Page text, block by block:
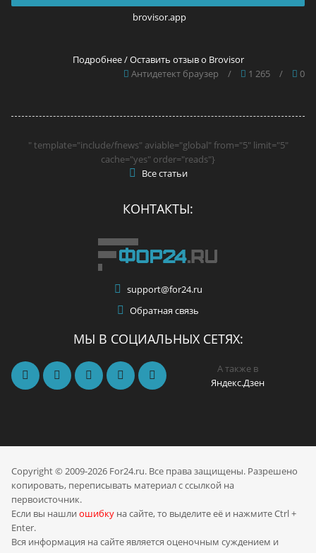
brovisor.app
Подробнее / Оставить отзыв о Brovisor
Антидетект браузер
/ 1 265 / 0
" template="include/fnews" aviable="global" from="5" limit="5"
cache="yes" order="reads"}
Все статьи
КОНТАКТЫ:
support@for24.ru
Обратная связь
МЫ В СОЦИАЛЬНЫХ СЕТЯХ:
А также в
Яндекс.Дзен
Copyright © 2009-2026 For24.ru. Все права защищены. Разрешено
копировать, переписывать материал с ссылкой на
первоисточник.
Если вы нашли ошибкуна сайте, то выделите её и нажмите Ctrl +
Enter.
Вся информация на сайте является оценочным суждением и